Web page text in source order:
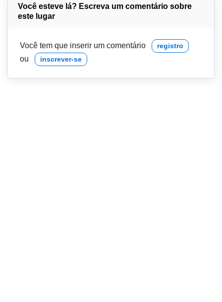
Você esteve lá? Escreva um comentário sobre
este lugar
Você tem que inserir um comentário registro
ou inscrever-se